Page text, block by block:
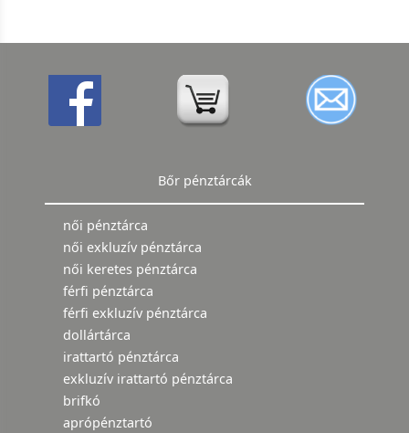
Bőr pénztárcák
női pénztárca
női exkluzív pénztárca
női keretes pénztárca
férfi pénztárca
férfi exkluzív pénztárca
dollártárca
irattartó pénztárca
exkluzív irattartó pénztárca
brifkó
aprópénztartó